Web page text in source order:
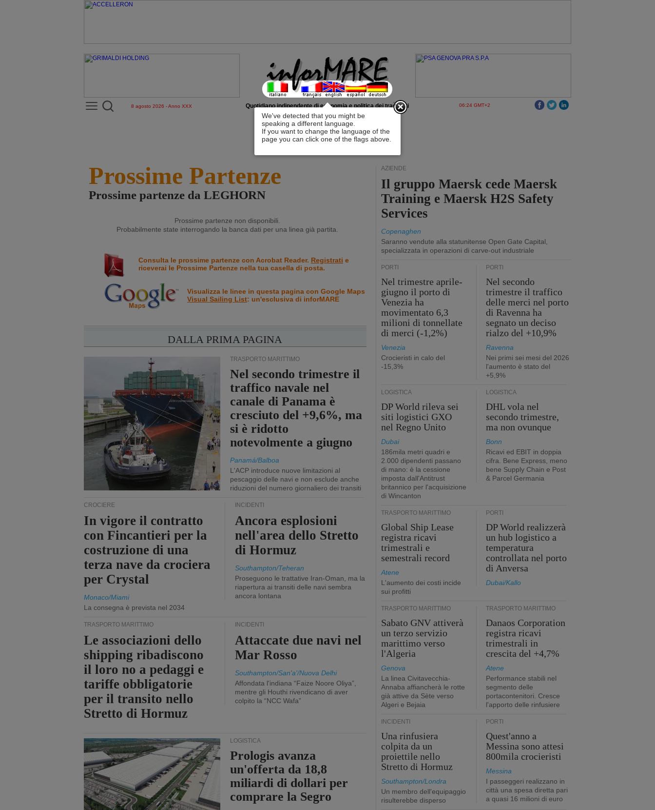
We've detected that you might be
speaking a different language.
If you want to change the language of the
page you can click one of the flags above.
x
8 agosto 2026 - Anno XXX Quotidiano indipendente di economia e politica dei trasporti 06:24 GMT+2
Prossime Partenze
Prossime partenze da LEGHORN
Prossime partenze non disponibili.
Probabilmente state interrogando la banca dati per una linea già partita.
Consulta le prossime partenze con Acrobat Reader. Registrati e
riceverai le Prossime Partenze nella tua casella di posta.
Visualizza le linee in questa pagina con Google Maps
Visual Sailing List: un'esclusiva di inforMARE
DALLA PRIMA PAGINA
TRASPORTO MARITTIMO
Nel secondo trimestre il
traffico navale nel
canale di Panama è
cresciuto del +9,6%, ma
si è ridotto
notevolmente a giugno
Panamá/Balboa
L'ACP introduce nuove limitazioni al
pescaggio delle navi e non esclude anche
riduzioni del numero giornaliero dei transiti
CROCIERE
In vigore il contratto
con Fincantieri per la
costruzione di una
terza nave da crociera
per Crystal
Monaco/Miami
La consegna è prevista nel 2034
INCIDENTI
Ancora esplosioni
nell'area dello Stretto
di Hormuz
Southampton/Teheran
Proseguono le trattative Iran-Oman, ma la
riapertura ai transiti delle navi sembra
ancora lontana
TRASPORTO MARITTIMO
Le associazioni dello
shipping ribadiscono
il loro no a pedaggi e
tariffe obbligatorie
per il transito nello
Stretto di Hormuz
INCIDENTI
Attaccate due navi nel
Mar Rosso
Southampton/San'a'/Nuova Delhi
Affondata l'indiana “Faize Noore Oliya”,
mentre gli Houthi rivendicano di aver
colpito la “NCC Wafa”
LOGISTICA
Prologis avanza
un'offerta da 18,8
miliardi di dollari per
comprare la Segro
AZIENDE
Il gruppo Maersk cede Maersk
Training e Maersk H2S Safety
Services
Copenaghen
Saranno vendute alla statunitense Open Gate Capital,
specializzata in operazioni di carve-out industriale
PORTI
Nel trimestre aprile-
giugno il porto di
Venezia ha
movimentato 6,3
milioni di tonnellate
di merci (-1,2%)
Venezia
Crocieristi in calo del
-15,3%
PORTI
Nel secondo
trimestre il traffico
delle merci nel porto
di Ravenna ha
segnato un deciso
rialzo del +10,9%
Ravenna
Nei primi sei mesi del 2026
l'aumento è stato del
+5,9%
LOGISTICA
DP World rileva sei
siti logistici GXO
nel Regno Unito
Dubai
186mila metri quadri e
2.000 dipendenti passano
di mano: è la cessione
imposta dall'Antitrust
britannico per l'acquisizione
di Wincanton
LOGISTICA
DHL vola nel
secondo trimestre,
ma non ovunque
Bonn
Ricavi ed EBIT in doppia
cifra. Bene Express, meno
bene Supply Chain e Post
& Parcel Germania
TRASPORTO MARITTIMO
Global Ship Lease
registra ricavi
trimestrali e
semestrali record
Atene
L'aumento dei costi incide
sui profitti
PORTI
DP World realizzerà
un hub logistico a
temperatura
controllata nel porto
di Anversa
Dubai/Kallo
TRASPORTO MARITTIMO
Sabato GNV attiverà
un terzo servizio
marittimo verso
l'Algeria
Genova
La linea Civitavecchia-
Annaba affiancherà le rotte
già attive da Sète verso
Algeri e Bejaia
TRASPORTO MARITTIMO
Danaos Corporation
registra ricavi
trimestrali in
crescita del +4,7%
Atene
Performance stabili nel
segmento delle
portacontenitori. Cresce
l'apporto delle rinfusiere
INCIDENTI
Una rinfusiera
colpita da un
proiettile nello
Stretto di Hormuz
Southampton/Londra
Un membro dell'equipaggio
risulterebbe disperso
PORTI
Quest'anno a
Messina sono attesi
800mila crocieristi
Messina
I passeggeri realizzano in
città una spesa diretta pari
a quasi 16 milioni di euro